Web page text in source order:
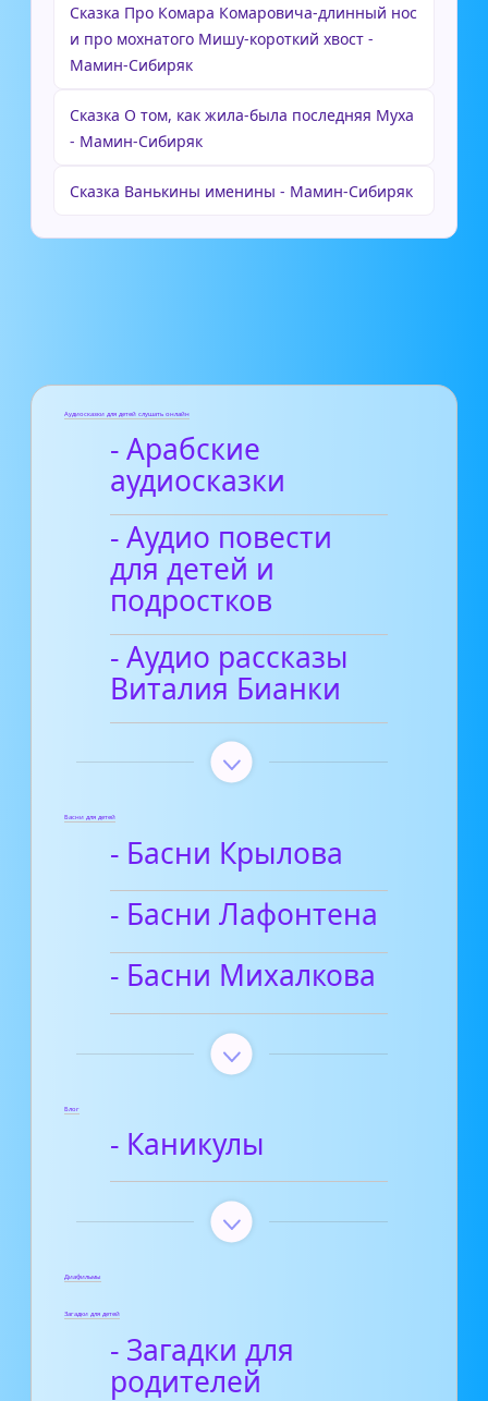
Сказка Про Комара Комаровича-длинный нос
и про мохнатого Мишу-короткий хвост -
Мамин-Сибиряк
Сказка О том, как жила-была последняя Муха
- Мамин-Сибиряк
Сказка Ванькины именины - Мамин-Сибиряк
Аудиосказки для детей слушать онлайн
- Арабские
аудиосказки
- Аудио повести
для детей и
подростков
- Аудио рассказы
Виталия Бианки
Басни для детей
- Басни Крылова
- Басни Лафонтена
- Басни Михалкова
Блог
- Каникулы
Диафильмы
Загадки для детей
- Загадки для
родителей